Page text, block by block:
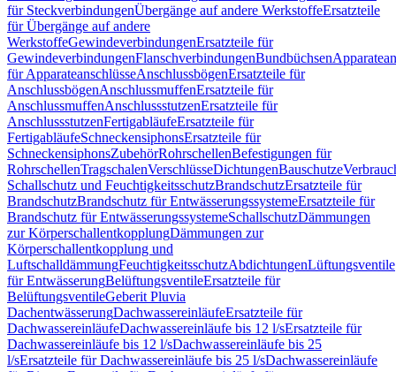
für SteckverbindungenÜbergänge auf andere WerkstoffeErsatzteile
für Übergänge auf andere
WerkstoffeGewindeverbindungenErsatzteile für
GewindeverbindungenFlanschverbindungenBundbüchsen
für ApparateanschlüsseAnschlussbögenErsatzteile für
AnschlussbögenAnschlussmuffenErsatzteile für
AnschlussmuffenAnschlussstutzenErsatzteile für
AnschlussstutzenFertigabläufeErsatzteile für
FertigabläufeSchneckensiphonsErsatzteile für
SchneckensiphonsZubehörRohrschellenBefestigungen für
RohrschellenTragschalenVerschlüsseDichtungenBauschutze
Schallschutz und FeuchtigkeitsschutzBrandschutzErsatzteile für
BrandschutzBrandschutz für EntwässerungssystemeErsatzteile für
Brandschutz für EntwässerungssystemeSchallschutzDämmungen
zur KörperschallentkopplungDämmungen zur
Körperschallentkopplung und
LuftschalldämmungFeuchtigkeitsschutzAbdichtungenLüftungsventile
für EntwässerungBelüftungsventileErsatzteile für
BelüftungsventileGeberit Pluvia
DachentwässerungDachwassereinläufeErsatzteile für
DachwassereinläufeDachwassereinläufe bis 12 l/sErsatzteile für
Dachwassereinläufe bis 12 l/sDachwassereinläufe bis 25
l/sErsatzteile für Dachwassereinläufe bis 25 l/sDachwassereinläufe